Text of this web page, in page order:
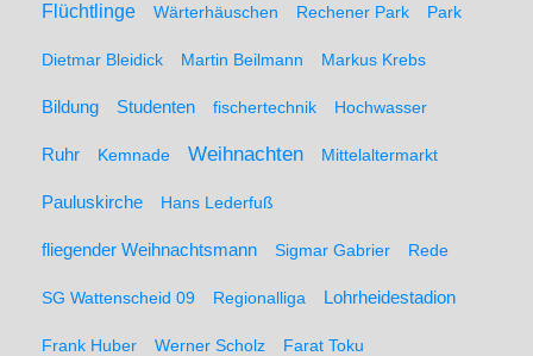
Flüchtlinge Wärterhäuschen Rechener Park Park
Dietmar Bleidick Martin Beilmann Markus Krebs
Bildung Studenten fischertechnik Hochwasser
Ruhr Kemnade Weihnachten Mittelaltermarkt
Pauluskirche Hans Lederfuß
fliegender Weihnachtsmann Sigmar Gabrier Rede
SG Wattenscheid 09 Regionalliga Lohrheidestadion
Frank Huber Werner Scholz Farat Toku